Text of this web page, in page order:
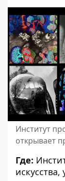
Институт
открывает
Где: